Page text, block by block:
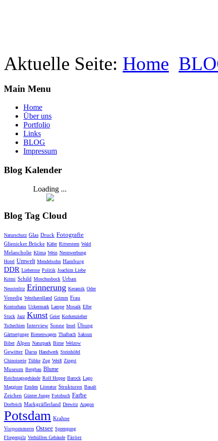
Aktuelle Seite: Home
Main Menu
Home
Über uns
Portfolio
Links
BLOG
Impressum
Blog Kalender
Loading ...
Blog Tag Cloud
Naturschutz Glas Druck Fotografie
Glienicker Brücke Käfer Ritterstern Wald
Melancholie Klima Wein Neonwerbung
Hotel Umwelt Mendelsohn Hamburg
DDR Lieberose Politik Joachim Liebe
Krimi Schild Moschusbock Urban
Neustrelitz Erinnerung Keramik Oder
Venedig Westhavelland Grimm Frau
Kontorhaus Uckermark Lampe Mosaik Elbe
Stuck Jazz Kunst Geier Korkenzieher
Tschechien Interview Sonne Insel Übung
Gärtnerjunge Bienenwagen Thalbach Saksun
Biber Alpen Naturpark Birne Welzow
Gewitter Darss Handwerk Steinhöfel
Chinoiserie Tübke Zug Weiß Zingst
Museum Bergbau Blume
Reichstagsgebäude Rolf Hoppe Barock Lago
Maggiore Emden Literatur Strukturen Basalt
Zeichen Günter Junge Fotobuch Farbe
Dorfteich Markgräflerland Drewitz Aragon
Potsdam Krahne
Vorpommern Ostsee Sprengung
Fliegenpilz Verhülltes Gebäude Färöer